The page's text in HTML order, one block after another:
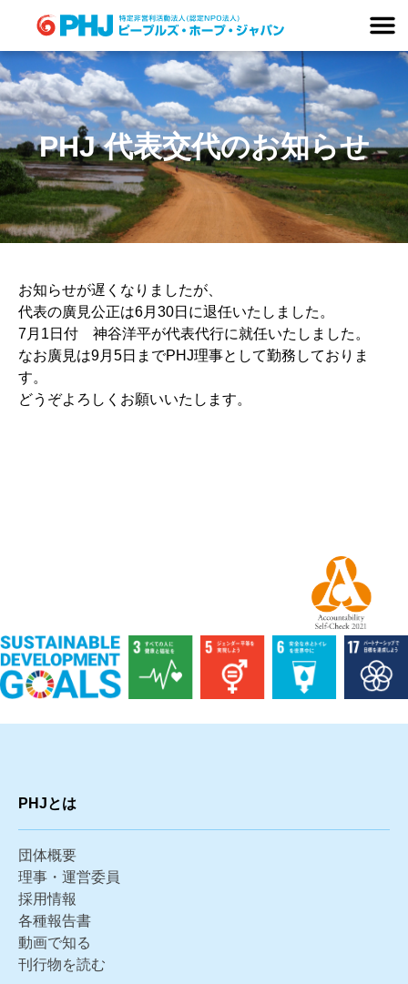
content
PHJ 代表交代のお知らせ
お知らせが遅くなりましたが、
代表の廣見公正は6月30日に退任いたしました。
7月1日付 神谷洋平が代表代行に就任いたしました。
なお廣見は9月5日までPHJ理事として勤務しておりま
す。
どうぞよろしくお願いいたします。
PHJとは
団体概要
理事・運営委員
採用情報
各種報告書
動画で知る
刊行物を読む